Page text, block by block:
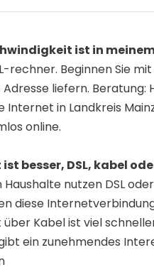
ist in
rechner. Beginnen Sie
liefern.
Internet in Landkreis
online.
besser, DSL, kabel
nutzen DSL
diese
Kabel ist viel
ein zunehmendes